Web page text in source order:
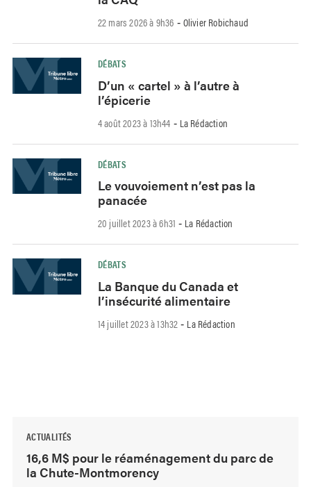
22 mars 2026 à 9h36 - Olivier Robichaud
DÉBATS
D’un « cartel » à l’autre à
l’épicerie
4 août 2023 à 13h44 - La Rédaction
DÉBATS
Le vouvoiement n’est pas la
panacée
20 juillet 2023 à 6h31 - La Rédaction
DÉBATS
La Banque du Canada et
l’insécurité alimentaire
14 juillet 2023 à 13h32 - La Rédaction
ACTUALITÉS
16,6 M$ pour le réaménagement du parc de
la Chute-Montmorency